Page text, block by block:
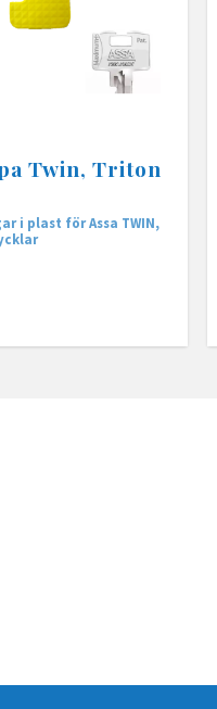
Twin, Triton
i plast för Assa TWIN,